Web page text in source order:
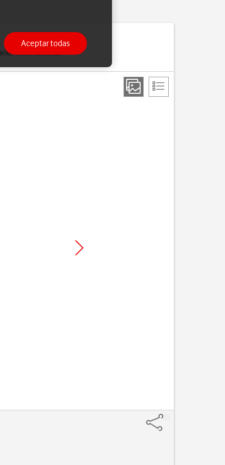
automática de
Aceptar todas